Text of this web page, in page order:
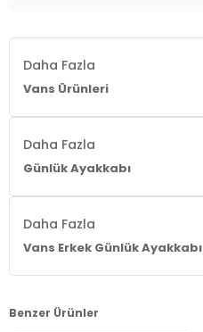
Daha Fazla
Vans Ürünleri
Daha Fazla
Günlük Ayakkabı
Daha Fazla
Vans Erkek Günlük Ayakkabı
Benzer Ürünler